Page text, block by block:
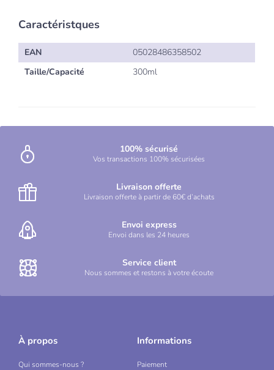
Caractéristques
EAN
05028486358502
Taille/Capacité
300ml
100% sécurisé
Vos transactions 100% sécurisées
Livraison offerte
Livraison offerte à partir de 60€ d’achats
Envoi express
Envoi dans les 24 heures
Service client
Nous sommes et restons à votre écoute
À propos
Qui sommes-nous ?
Informations
Paiement